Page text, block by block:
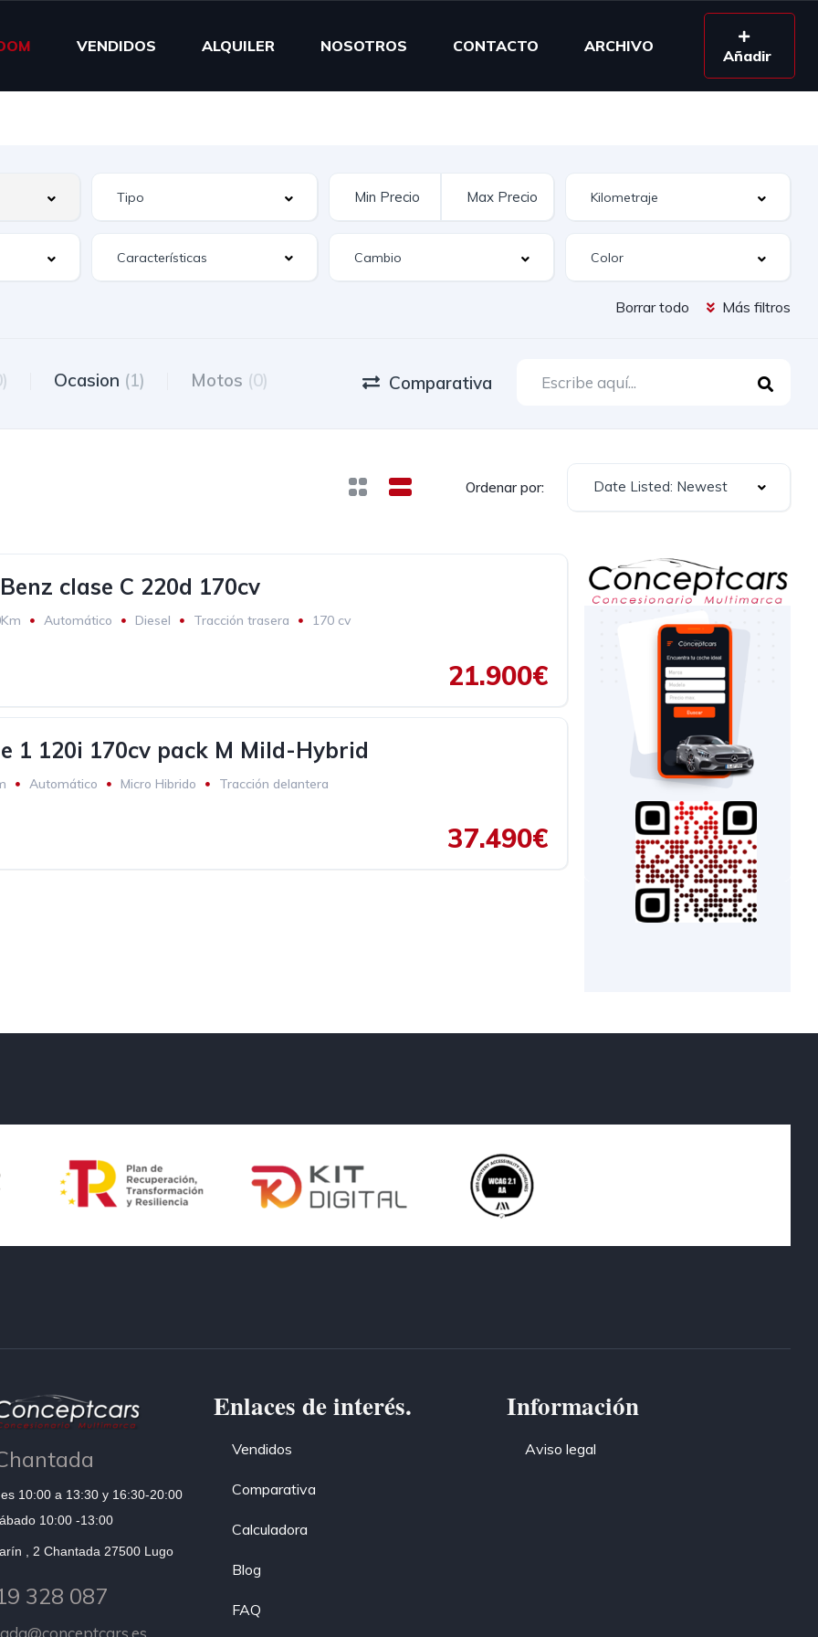
VENDIDOS ALQUILER NOSOTROS CONTACTO ARCHIVO
Añadir
Características
Borrar todo Más filtros
Ocasion (1) Motos (0) Comparativa
Ordenar por: Date Listed: Newest
clase C 220d 170cv
Automático Diesel Tracción trasera 170 cv
21.900€
1 120i 170cv pack M Mild-Hybrid
Automático Micro Hibrido
Tracción delantera
37.490€
10:00 a 13:30 y 16:30-20:00
10:00 -13:00
, 2 Chantada 27500 Lugo
328 087
Enlaces de interés.
Vendidos
Comparativa
Calculadora
Blog
FAQ
Información
Aviso legal